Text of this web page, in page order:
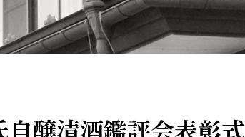
自醸清酒鑑評会表彰式